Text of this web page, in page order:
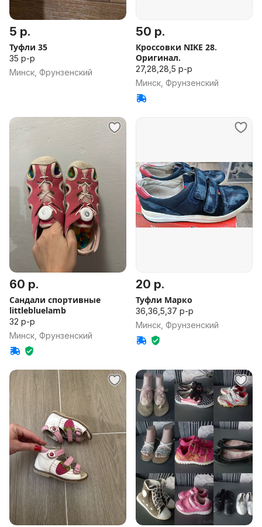
5 р.
Туфли 35
35 р-р
Минск, Фрунзенский
50 р.
Кроссовки NIKE 28.
Оригинал.
27,28,28,5 р-р
Минск, Фрунзенский
60 р.
Сандали спортивные
littlebluelamb
32 р-р
Минск, Фрунзенский
20 р.
Туфли Марко
36,36,5,37 р-р
Минск, Фрунзенский